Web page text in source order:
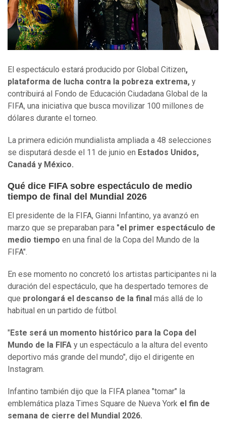
El espectáculo estará producido por Global Citizen,
plataforma de lucha contra la pobreza extrema, y
contribuirá al Fondo de Educación Ciudadana Global de la
FIFA, una iniciativa que busca movilizar 100 millones de
dólares durante el torneo.
La primera edición mundialista ampliada a 48 selecciones
se disputará desde el 11 de junio en Estados Unidos,
Canadá y México.
Qué dice FIFA sobre espectáculo de medio
tiempo de final del Mundial 2026
El presidente de la FIFA, Gianni Infantino, ya avanzó en
marzo que se preparaban para "el primer espectáculo de
medio tiempo en una final de la Copa del Mundo de la
FIFA".
En ese momento no concretó los artistas participantes ni la
duración del espectáculo, que ha despertado temores de
que prolongará el descanso de la final más allá de lo
habitual en un partido de fútbol.
"Este será un momento histórico para la Copa del
Mundo de la FIFA y un espectáculo a la altura del evento
deportivo más grande del mundo", dijo el dirigente en
Instagram.
Infantino también dijo que la FIFA planea "tomar" la
emblemática plaza Times Square de Nueva York el fin de
semana de cierre del Mundial 2026.